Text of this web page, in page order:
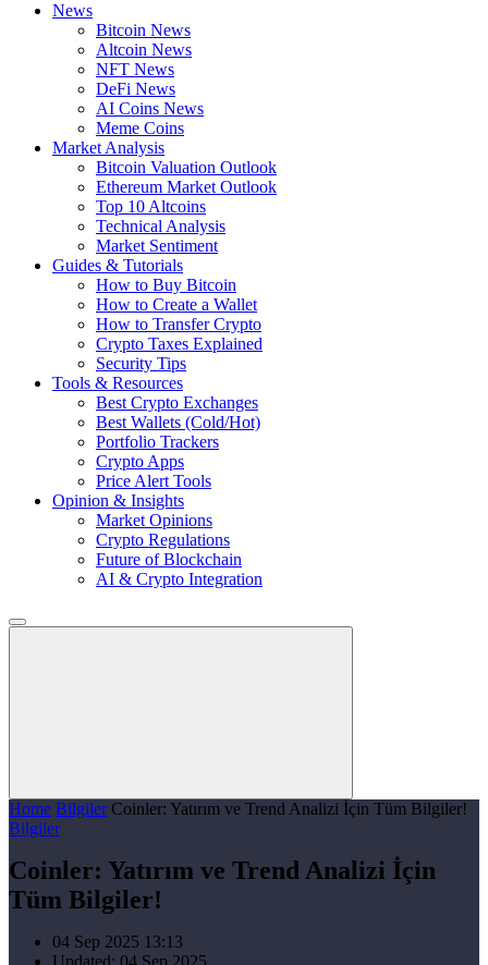
News
Bitcoin News
Altcoin News
NFT News
DeFi News
AI Coins News
Meme Coins
Market Analysis
Bitcoin Valuation Outlook
Ethereum Market Outlook
Top 10 Altcoins
Technical Analysis
Market Sentiment
Guides & Tutorials
How to Buy Bitcoin
How to Create a Wallet
How to Transfer Crypto
Crypto Taxes Explained
Security Tips
Tools & Resources
Best Crypto Exchanges
Best Wallets (Cold/Hot)
Portfolio Trackers
Crypto Apps
Price Alert Tools
Opinion & Insights
Market Opinions
Crypto Regulations
Future of Blockchain
AI & Crypto Integration
Home Bilgiler Coinler: Yatırım ve Trend Analizi İçin Tüm Bilgiler!
Bilgiler
Coinler: Yatırım ve Trend Analizi İçin
Tüm Bilgiler!
04 Sep 2025 13:13